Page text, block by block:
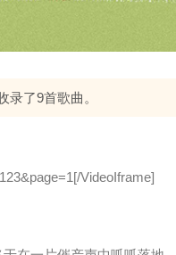
录了9首歌曲。
VideoIframe]